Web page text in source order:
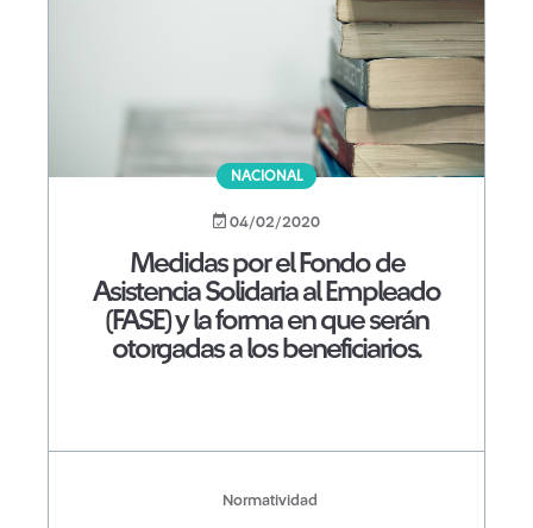
NACIONAL
04/02/2020
Medidas por el Fondo de
Asistencia Solidaria al Empleado
(FASE) y la forma en que serán
otorgadas a los beneficiarios.
Normatividad